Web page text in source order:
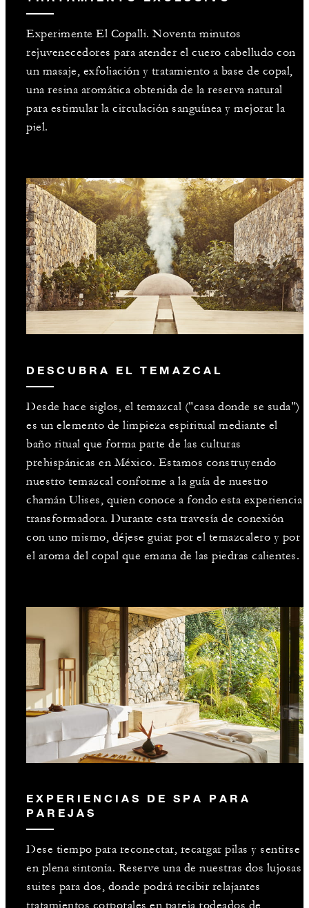
Experimente El Copalli. Noventa minutos
rejuvenecedores para atender el cuero cabelludo con
un masaje, exfoliación y tratamiento a base de copal,
una resina aromática obtenida de la reserva natural
para estimular la circulación sanguínea y mejorar la
piel.
DESCUBRA EL TEMAZCAL
Desde hace siglos, el temazcal ("casa donde se suda")
es un elemento de limpieza espiritual mediante el
baño ritual que forma parte de las culturas
prehispánicas en México. Estamos construyendo
nuestro temazcal conforme a la guía de nuestro
chamán Ulises, quien conoce a fondo esta experiencia
transformadora. Durante esta travesía de conexión
con uno mismo, déjese guiar por el temazcalero y por
el aroma del copal que emana de las piedras calientes.
EXPERIENCIAS DE SPA PARA
PAREJAS
Dese tiempo para reconectar, recargar pilas y sentirse
en plena sintonía. Reserve una de nuestras dos lujosas
suites para dos, donde podrá recibir relajantes